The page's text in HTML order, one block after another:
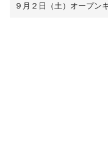
９月２日（土）オープン